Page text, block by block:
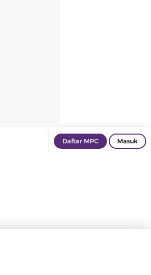
Daftar MPC Masuk